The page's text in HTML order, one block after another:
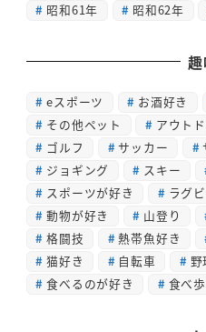
昭和61年
昭和62年
eスポーツ お酒好き
その他ペット
アウト
ゴルフ
サッカー
ジョギング
スキー
スポーツが好き
ラグ
動物が好き
山登り
格闘技
熱帯魚好き
猫好き
自転車 野
食べるのが好き
食べ